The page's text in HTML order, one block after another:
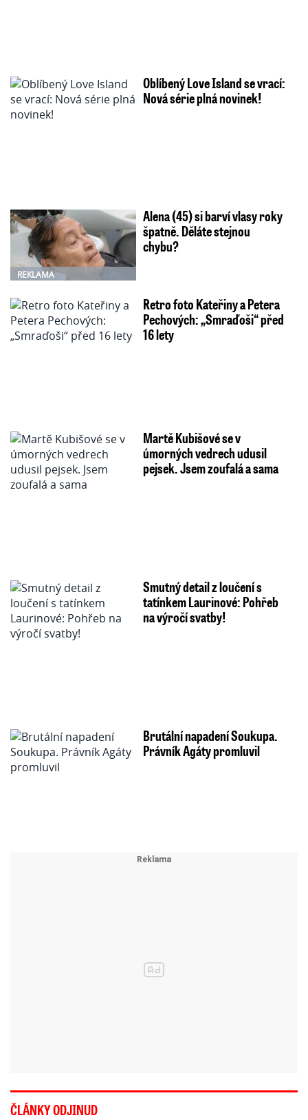
Oblíbený Love Island se vrací:
Nová série plná novinek!
REKLAMA
Alena (45) si barví vlasy roky
špatně. Děláte stejnou
chybu?
Retro foto Kateřiny a Petera
Pechových: „Smraďoši“ před
16 lety
Martě Kubišové se v
úmorných vedrech udusil
pejsek. Jsem zoufalá a sama
Smutný detail z loučení s
tatínkem Laurinové: Pohřeb
na výročí svatby!
Brutální napadení Soukupa.
Právník Agáty promluvil
ČLÁNKY ODJINUD